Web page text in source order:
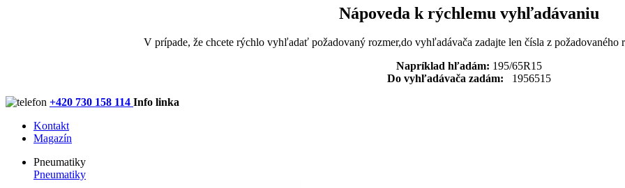
Nápoveda k rýchlemu vyhľadávaniu
V prípade, že chcete rýchlo vyhľadať požadovaný rozmer,do vyhľadávača zadajte len čísla z
Napríklad hľadám: 195/65R15
Do vyhľadávača zadám: 1956515
+420 730 158 114 Info linka
Kontakt
Magazín
Pneumatiky
Pneumatiky